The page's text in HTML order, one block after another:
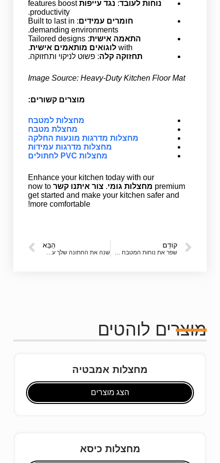
נוחות לעובד: נגד עייפות features boost
productivity.
חומרים עמידים : Built to last in
demanding environments.
התאמה אישית : Tailored designs
with לוגואים מותאמים אישית.
תחזוקה קלה: פשוט לניקוי ותחזוקה.
Image Source: Heavy-Duty Kitchen Floor Mat
מוצרים קשורים:
מחצלות למטבח
מחצלת מטבח
מחצלות מדרגות מונעות החלקה
מחצלות מדרגות עמידות
מחצלות PVC לחתולים
Enhance your kitchen today with our
premium מחצלות גומי. צור איתנו קשר now to
get started and make your kitchen safer and
more comfortable!
קוֹדֵם
שפר את נוחות המטבח שלך עם מחצלות שף מרופדות בהתאמה אישית
הַבָּא
שנה את החתונה שלך עם רחבות ריקוד ניידות מותאמות אישית
מוצרים לוהטים
מחצלות אמבטיה
הצג מוצרים
מחצלות כיסא